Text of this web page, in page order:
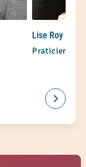
Lise Roy
Praticienne